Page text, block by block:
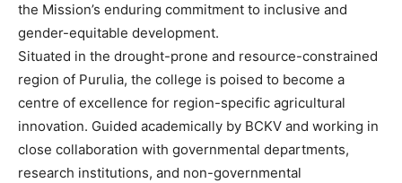
the Mission’s enduring commitment to inclusive and
gender-equitable development.
Situated in the drought-prone and resource-constrained
region of Purulia, the college is poised to become a
centre of excellence for region-specific agricultural
innovation. Guided academically by BCKV and working in
close collaboration with governmental departments,
research institutions, and non-governmental